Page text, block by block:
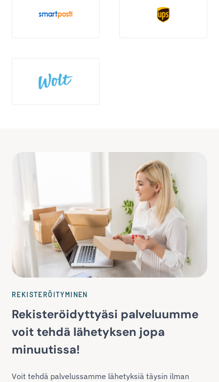
REKISTERÖITYMINEN
Rekisteröidyttyäsi palveluumme
voit tehdä lähetyksen jopa
minuutissa!
Voit tehdä palvelussamme lähetyksiä täysin ilman